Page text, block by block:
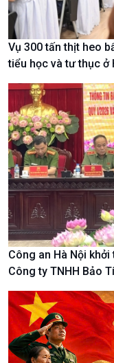
Chính trị
Chính phủ với người
Quốc hội với cử tri
Xây dựng đảng
Đảng trong cuộc
Nhận diện sự thật
Pháp luật và đời
Kinh tế
Tin Kinh tế
Trước giờ mở cửa
Dòng chảy Kinh tế
Khởi nghiệp
Tuyên chiến với gian
thương mại
Vụ 300 tấn thịt heo
tiểu học và tư thục ở
Công an Hà Nội
Công ty TNHH Bảo